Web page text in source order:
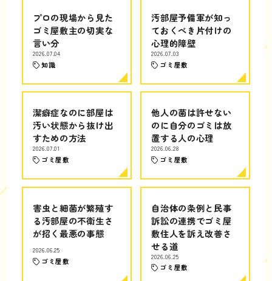
プロの現場から見た
ゴミ屋敷主の切実な
言い分
2026.07.04
知識
汚部屋予備軍が知っ
ておくべき片付けの
心理的障壁
2026.07.03
ゴミ屋敷
潔癖症なのに部屋は
汚い状態から抜け出
すための方法
2026.07.01
ゴミ屋敷
他人の菌は許せない
のに自分のゴミは放
置する人の心理
2026.06.28
ゴミ屋敷
害虫と細菌が繁殖す
る汚部屋の不衛生さ
が招く最悪の事態
2026.06.25
ゴミ屋敷
自治体の条例と民事
訴訟の連携でゴミ屋
敷住人を訴え改善さ
せる道
2026.06.25
ゴミ屋敷